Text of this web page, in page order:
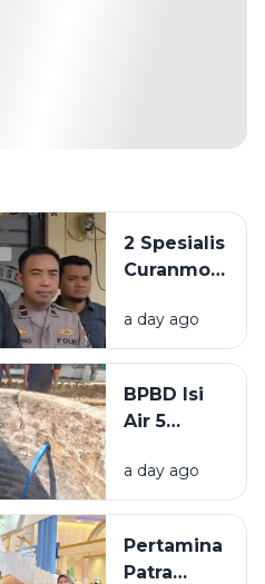
2 Spesialis
Curanmor
Bangkalan
Diringkus
Beraksi di
11 TKP
a day ago
BPBD Isi
Air 5
Warga
Sumenep
Kering
a day ago
Pertamina
Patra